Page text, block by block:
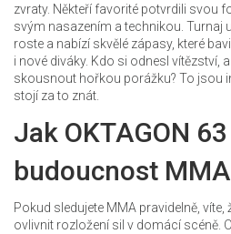
zvraty. Někteří favorité potvrdili svou
svým nasazením a technikou. Turnaj
roste a nabízí skvělé zápasy, které
i nové diváky. Kdo si odnesl vítězství,
skousnout hořkou porážku? To jsou
stojí za to znát.
Jak OKTAGON
budoucnost
Pokud sledujete MMA pravidelně,
ovlivnit rozložení sil v domácí scéně.